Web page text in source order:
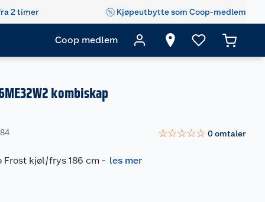
2 timer Kjøpeutbytte som Coop-medlem
Coop medlem
kombiskap
☆☆☆☆☆ 0omtaler
Frost kjøl/frys 186 cm - les mer